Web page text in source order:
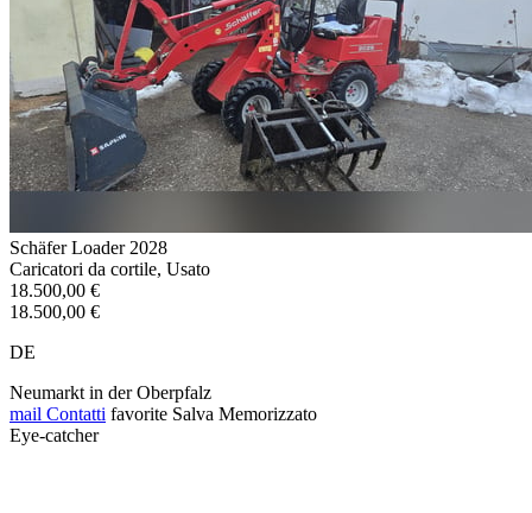
Schäfer Loader 2028
Caricatori da cortile, Usato
18.500,00 €
18.500,00 €
DE
Neumarkt in der Oberpfalz
mail Contatti favorite Salva Memorizzato
Eye-catcher